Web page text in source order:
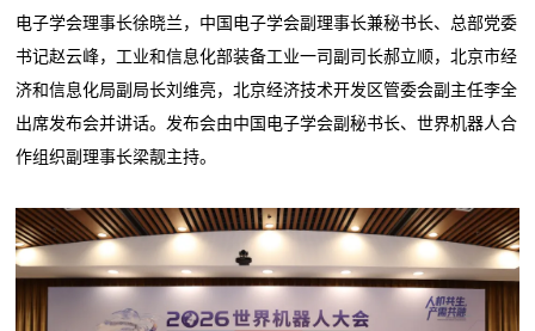
电子学会理事长徐晓兰，中国电子学会副理事长兼秘书长、总部党委
书记赵云峰，工业和信息化部装备工业一司副司长郝立顺，北京市经
济和信息化局副局长刘维亮，北京经济技术开发区管委会副主任李全
出席发布会并讲话。发布会由中国电子学会副秘书长、世界机器人合
作组织副理事长梁靓主持。